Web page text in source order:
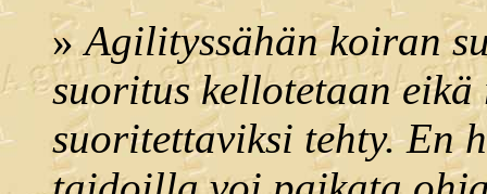
»Agilityssähän koiran
suoritus kellotetaan
suoritettaviksi tehty. En